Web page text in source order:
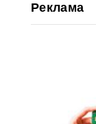
Реклама